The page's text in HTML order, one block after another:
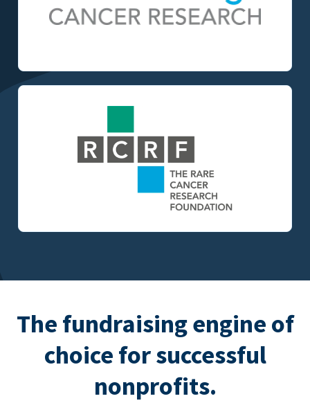
The fundraising engine of
choice for successful
nonprofits.